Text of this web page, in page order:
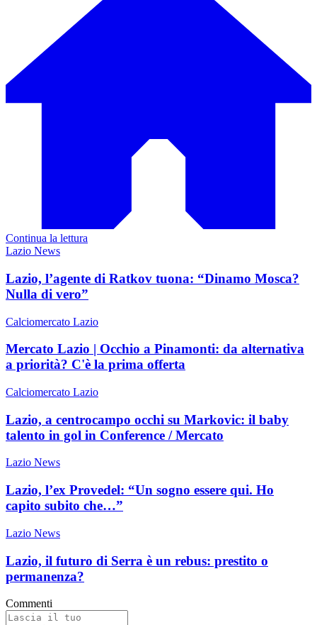
Continua la lettura
Lazio News
Lazio, l’agente di Ratkov tuona: “Dinamo Mosca?
Nulla di vero”
Calciomercato Lazio
Mercato Lazio | Occhio a Pinamonti: da alternativa
a priorità? C'è la prima offerta
Calciomercato Lazio
Lazio, a centrocampo occhi su Markovic: il baby
talento in gol in Conference / Mercato
Lazio News
Lazio, l’ex Provedel: “Un sogno essere qui. Ho
capito subito che…”
Lazio News
Lazio, il futuro di Serra è un rebus: prestito o
permanenza?
Commenti